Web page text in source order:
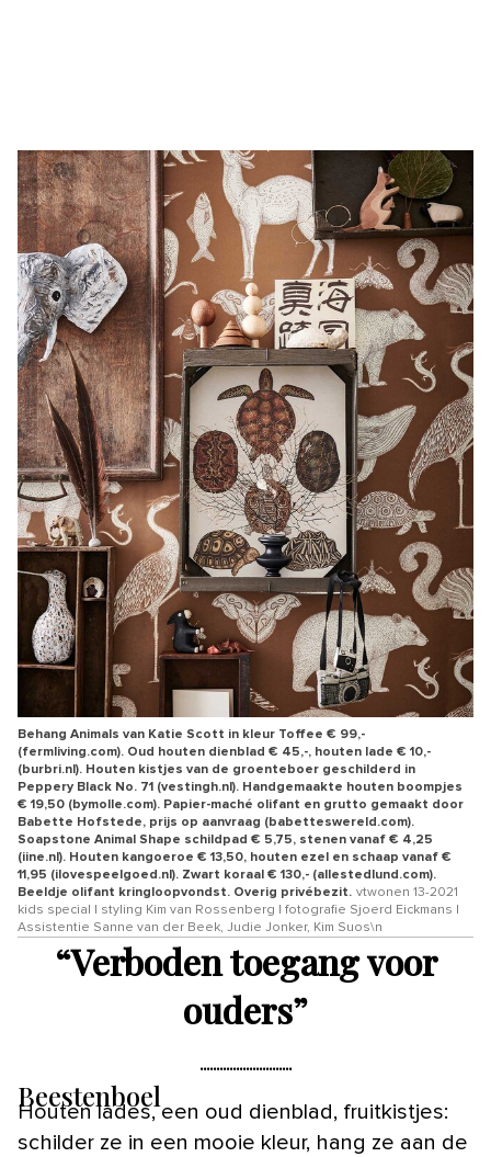
Behang Animals van Katie Scott in kleur Toffee € 99,-
(fermliving.com). Oud houten dienblad € 45,-, houten lade € 10,-
(burbri.nl). Houten kistjes van de groenteboer geschilderd in
Peppery Black No. 71 (vestingh.nl). Handgemaakte houten boompjes
€ 19,50 (bymolle.com). Papier-maché olifant en grutto gemaakt door
Babette Hofstede, prijs op aanvraag (babetteswereld.com).
Soapstone Animal Shape schildpad € 5,75, stenen vanaf € 4,25
(iine.nl). Houten kangoeroe € 13,50, houten ezel en schaap vanaf €
11,95 (ilovespeelgoed.nl). Zwart koraal € 130,- (allestedlund.com).
Beeldje olifant kringloopvondst. Overig privébezit. vtwonen 13-2021
kids special | styling Kim van Rossenberg | fotografie Sjoerd Eickmans |
Assistentie Sanne van der Beek, Judie Jonker, Kim Suos\n
“Verboden toegang voor
ouders”
Beestenboel
Houten lades, een oud dienblad, fruitkistjes:
schilder ze in een mooie kleur, hang ze aan de